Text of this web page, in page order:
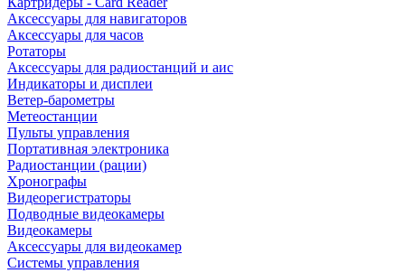
Аксессуары для навигаторов
Аксессуары для часов
Ротаторы
Аксессуары для радиостанций и аис
Индикаторы и дисплеи
Ветер-барометры
Метеостанции
Пульты управления
Портативная электроника
Радиостанции (рации)
Хронографы
Видеорегистраторы
Подводные видеокамеры
Видеокамеры
Аксессуары для видеокамер
Системы управления